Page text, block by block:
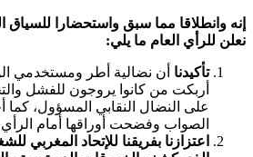
إنه وانطلاقا مما سبق واستحضارا للسياق
نعلن للرأي العام ما يلي:
تأكيدنا
أربكت من كانوا يروجون للفشل
على النضال النقابي المسؤول، كما
الصواب وفضحت أوراقها أمام الرأي
اعتزازنا بفريقنا للإتحاد المغربي